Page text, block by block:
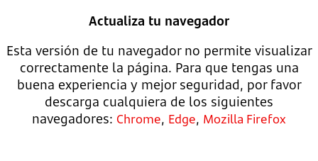
Actualiza tu navegador
Esta versión de tu navegador no permite visualizar
correctamente la página. Para que tengas una
buena experiencia y mejor seguridad, por favor
descarga cualquiera de los siguientes
navegadores: Chrome, Edge, Mozilla Firefox